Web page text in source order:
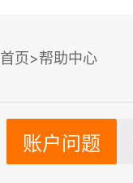
首页>帮助中心
账户问题